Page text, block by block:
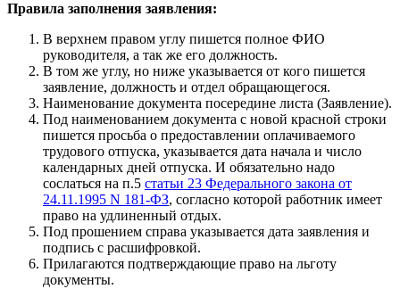
Правила заполнения заявления:
В верхнем правом углу пишется полное ФИО
руководителя, а так же его должность.
В том же углу, но ниже указывается от кого пишется
заявление, должность и отдел обращающегося.
Наименование документа посередине листа (Заявление).
Под наименованием документа с новой красной строки
пишется просьба о предоставлении оплачиваемого
трудового отпуска, указывается дата начала и число
календарных дней отпуска. И обязательно надо
сослаться на п.5 статьи 23 Федерального закона от
24.11.1995 N 181-ФЗ, согласно которой работник имеет
право на удлиненный отдых.
Под прошением справа указывается дата заявления и
подпись с расшифровкой.
Прилагаются подтверждающие право на льготу
документы.